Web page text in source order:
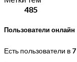
485
Пользователи онлайн
Есть пользователи в 7